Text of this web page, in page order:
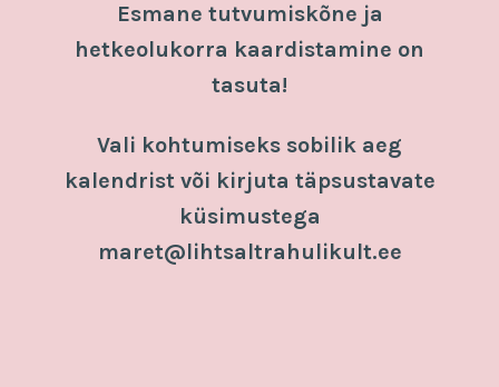
Esmane tutvumiskõne ja
hetkeolukorra kaardistamine on
tasuta!
Vali kohtumiseks sobilik aeg
kalendrist või kirjuta täpsustavate
küsimustega
maret@lihtsaltrahulikult.ee